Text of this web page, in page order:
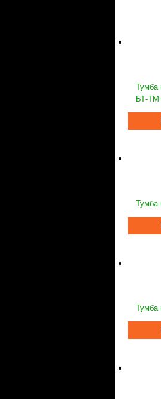
Тумба
БТ-
Тумба
Тумба